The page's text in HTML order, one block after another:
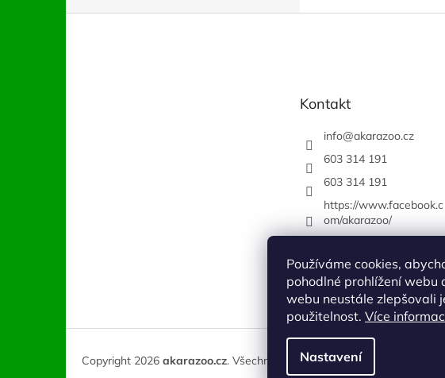
Používáme cookies,
pohodlné prohlížení webu
webu neustále zlepšovali
použitelnost. Více
Nastavení
Kontakt
info@akarazoo.cz
603 314 191
603 314 191
https://www.facebook.c
om/akarazoo/
Náš FACEBOOK
Copyright 2026 akarazoo.cz. Všechna práva vyhrazena.